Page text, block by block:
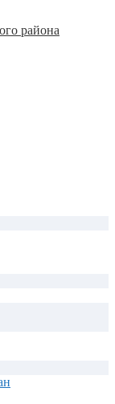
района